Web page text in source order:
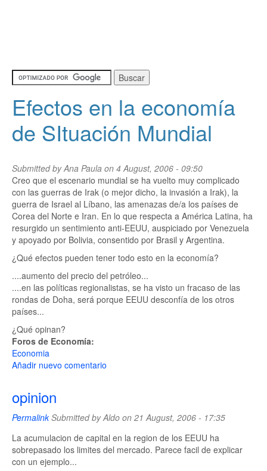
Efectos en la economía
de SItuación Mundial
Submitted byAna Paula on 4 August, 2006 - 09:50
Creo que el escenario mundial se ha vuelto muy complicado
con las guerras de Irak (o mejor dicho, la invasión a Irak), la
guerra de Israel al Líbano, las amenazas de/a los países de
Corea del Norte e Iran. En lo que respecta a América Latina, ha
resurgido un sentimiento anti-EEUU, auspiciado por Venezuela
y apoyado por Bolivia, consentido por Brasil y Argentina.
¿Qué efectos pueden tener todo esto en la economía?
....aumento del precio del petróleo...
....en las políticas regionalistas, se ha visto un fracaso de las
rondas de Doha, será porque EEUU desconfía de los otros
países...
¿Qué opinan?
Foros de Economía:
Economia
Añadir nuevo comentario
opinion
PermalinkSubmitted byAldo on 21 August, 2006 - 17:35
La acumulacion de capital en la region de los EEUU ha
sobrepasado los limites del mercado. Parece facil de explicar
con un ejemplo...